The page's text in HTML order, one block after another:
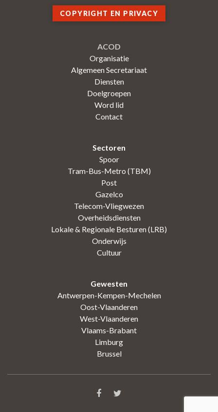
COPYRIGHT EN PRIVACY
ACOD
Organisatie
Algemeen Secretariaat
Diensten
Doelgroepen
Word lid
Contact
Sectoren
Spoor
Tram-Bus-Metro (TBM)
Post
Gazelco
Telecom-Vliegwezen
Overheidsdiensten
Lokale & Regionale Besturen (LRB)
Onderwijs
Cultuur
Gewesten
Antwerpen-Kempen-Mechelen
Oost-Vlaanderen
West-Vlaanderen
Vlaams-Brabant
Limburg
Brussel